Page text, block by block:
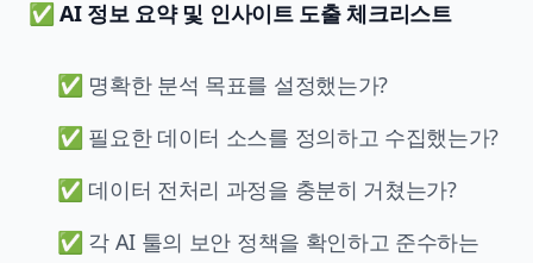
✅ AI 정보 요약 및 인사이트 도출 체크리스트
✅ 명확한 분석 목표를 설정했는가?
✅ 필요한 데이터 소스를 정의하고 수집했는가?
✅ 데이터 전처리 과정을 충분히 거쳤는가?
✅ 각 AI 툴의 보안 정책을 확인하고 준수하는